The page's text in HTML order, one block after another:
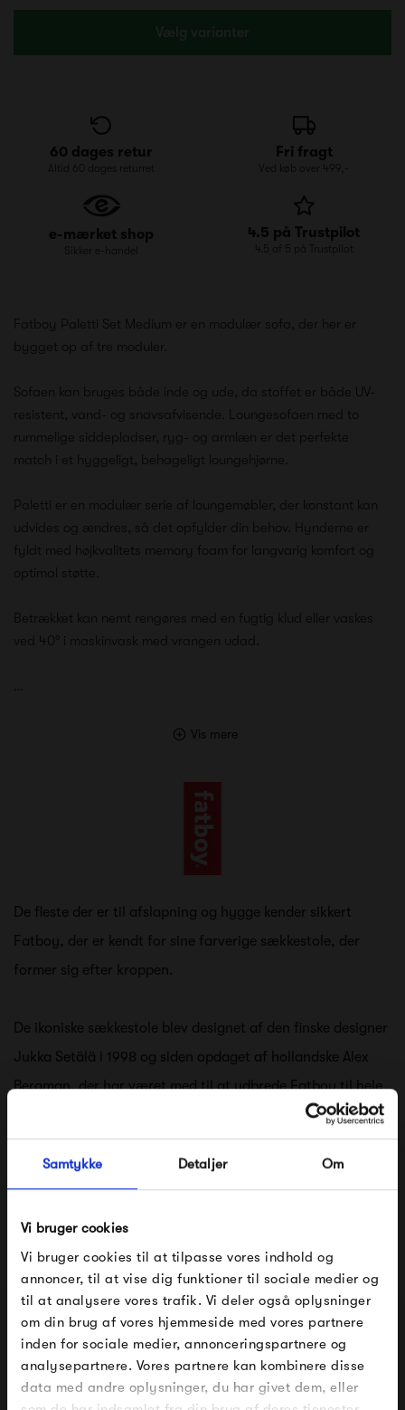
Samtykke Detaljer Om
Vi bruger cookies
Vi bruger cookies til at tilpasse vores indhold og
annoncer, til at vise dig funktioner til sociale medier og
til at analysere vores trafik. Vi deler også oplysninger
om din brug af vores hjemmeside med vores partnere
inden for sociale medier, annonceringspartnere og
analysepartnere. Vores partnere kan kombinere disse
data med andre oplysninger, du har givet dem, eller
Vælg varianter
60 dages retur
Altid 60 dages returret
Fri fragt
Ved køb over 499,-
e-mærket shop
Sikker e-handel
4.5 på Trustpilot
4.5 af 5 på Trustpilot
Fatboy Paletti Set Medium er en modulær sofa, der her er
bygget op af tre moduler.
Sofaen kan bruges både inde og ude, da stoffet er både UV-
resistent, vand- og snavsafvisende. Loungesofaen med to
rummelige siddepladser, ryg- og armlæn er det perfekte
match i et hyggeligt, behageligt loungehjørne.
Paletti er en modulær serie af loungemøbler, der konstant kan
udvides og ændres, så det opfylder din behov. Hynderne er
fyldt med højkvalitets memory foam for langvarig komfort og
optimal støtte.
Betrækket kan nemt rengøres med en fugtig klud eller vaskes
ved 40° i maskinvask med vrangen udad.
Vis mere
De fleste der er til afslapning og hygge kender sikkert
Fatboy, der er kendt for sine farverige sækkestole, der
former sig efter kroppen.
De ikoniske sækkestole blev designet af den finske designer
Jukka Setälä i 1998 og siden opdaget af hollandske Alex
Bergman, der har været med til at udbrede Fatboy til hele
Sækkestolene fylder meget i Fatboys sortiment, men man
og meget andet. Så uanset om du er voksen, barn eller
hund, har Fatboy noget til dig!
Se alle varer fra Fatboy
Produkter fra samme kategori
FÅ 10% PÅ DIN NÆSTE ORDRE
Indtast din e-mail, så sender vi rabatkoden til dig på
mail. Minimumsbeløb er 499 kr. for at indløse